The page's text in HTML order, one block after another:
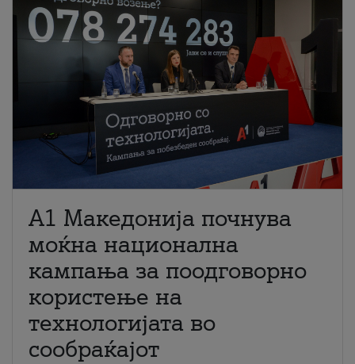
A1 Македонија почнува
моќна национална
кампања за поодговорно
користење на
технологијата во
сообраќајот